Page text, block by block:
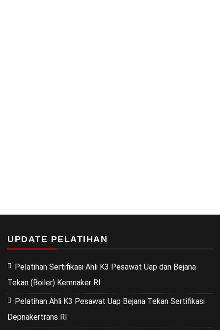
UPDATE PELATIHAN
Pelatihan Sertifikasi Ahli K3 Pesawat Uap dan Bejana
Tekan (Boiler) Kemnaker RI
Pelatihan Ahli K3 Pesawat Uap Bejana Tekan Sertifikasi
Depnakertrans RI